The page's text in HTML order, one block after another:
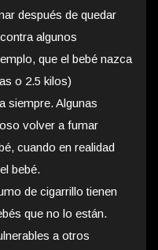
después de quedar
algunos
que el bebé nazca
o 2.5 kilos)
siempre. Algunas
volver a fumar
cuando en realidad
bebé.
de cigarrillo tienen
que no lo están.
a otros